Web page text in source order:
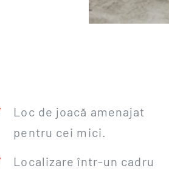
Loc de joacă amenajat
pentru cei mici.
Localizare într-un cadru